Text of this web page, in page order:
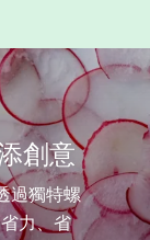
創意
過獨特螺
力、省